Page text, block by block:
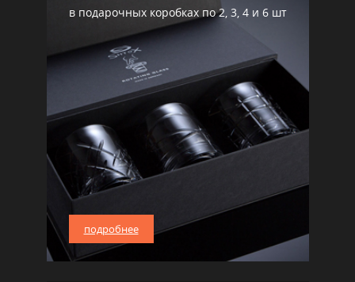
в подарочных коробках по 2, 3, 4 и 6 шт
подробнее